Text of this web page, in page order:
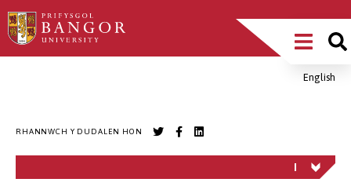
Sgipiwch
i’r
Main
MenuEnglish
RHANNWCH Y DUDALEN HON